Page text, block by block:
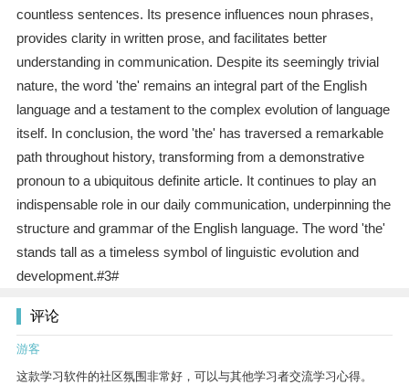
countless sentences. Its presence influences noun phrases,
provides clarity in written prose, and facilitates better
understanding in communication. Despite its seemingly trivial
nature, the word 'the' remains an integral part of the English
language and a testament to the complex evolution of language
itself. In conclusion, the word 'the' has traversed a remarkable
path throughout history, transforming from a demonstrative
pronoun to a ubiquitous definite article. It continues to play an
indispensable role in our daily communication, underpinning the
structure and grammar of the English language. The word 'the'
stands tall as a timeless symbol of linguistic evolution and
development.#3#
评论
游客
这款学习软件的社区氛围非常好，可以与其他学习者交流学习心得。